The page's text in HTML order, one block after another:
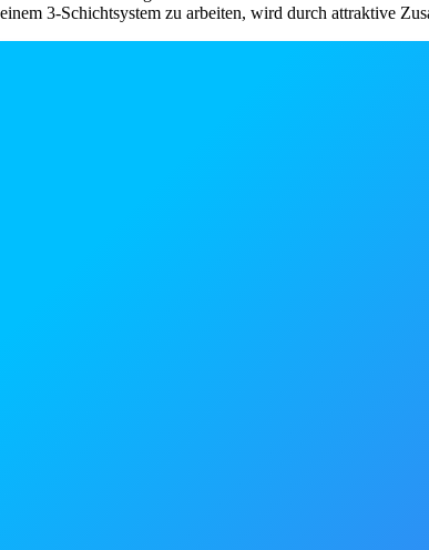
einem 3-Schichtsystem zu arbeiten, wird durch attraktive